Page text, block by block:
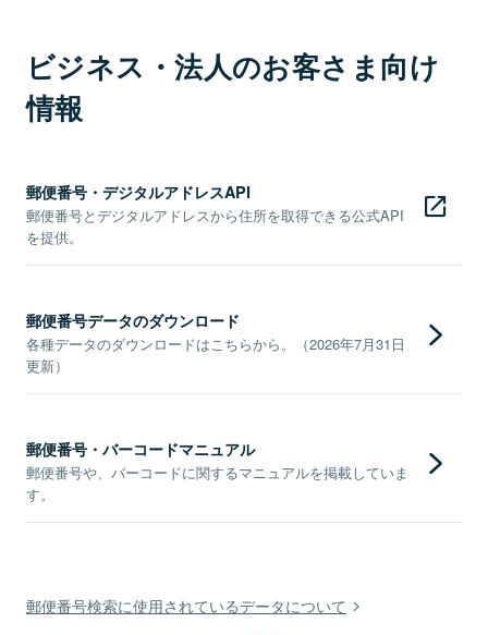
ビジネス・法人のお客さま向け
情報
郵便番号・デジタルアドレスAPI
郵便番号とデジタルアドレスから住所を取得できる公式API
を提供。
郵便番号データのダウンロード
各種データのダウンロードはこちらから。（2026年7月31日
更新）
郵便番号・バーコードマニュアル
郵便番号や、バーコードに関するマニュアルを掲載していま
す。
郵便番号検索に使用されているデータについて